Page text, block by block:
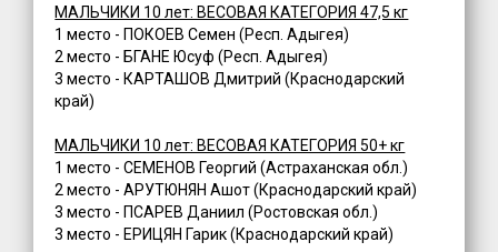
МАЛЬЧИКИ 10 лет: ВЕСОВАЯ КАТЕГОРИЯ 47,5 кг
1 место - ПОКОЕВ Семен (Респ. Адыгея)
2 место - БГАНЕ Юсуф (Респ. Адыгея)
3 место - КАРТАШОВ Дмитрий (Краснодарский
край)
МАЛЬЧИКИ 10 лет: ВЕСОВАЯ КАТЕГОРИЯ 50+ кг
1 место - СЕМЕНОВ Георгий (Астраханская обл.)
2 место - АРУТЮНЯН Ашот (Краснодарский край)
3 место - ПСАРЕВ Даниил (Ростовская обл.)
3 место - ЕРИЦЯН Гарик (Краснодарский край)